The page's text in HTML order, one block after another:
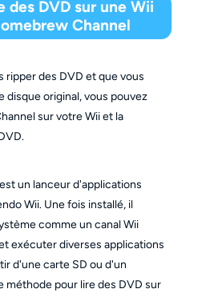
des DVD sur une Wii
Channel
ripper des DVD et que vous
disque original, vous pouvez
sur votre Wii et la
un lanceur d'applications
Wii. Une fois installé, il
comme un canal Wii
exécuter diverses applications
d'une carte SD ou d'un
méthode pour lire des DVD sur